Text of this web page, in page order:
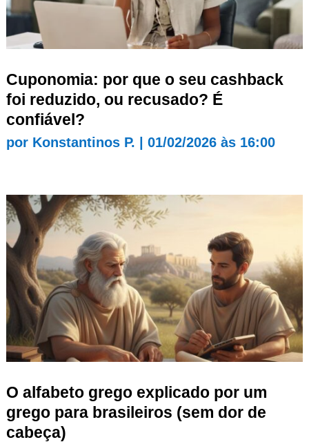
Cuponomia: por que o seu cashback
foi reduzido, ou recusado? É
confiável?
por Konstantinos P. 01/02/2026 às 16:00
O alfabeto grego explicado por um
grego para brasileiros (sem dor de
cabeça)